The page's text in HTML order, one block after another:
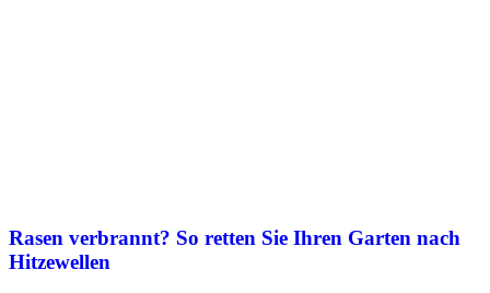
Rasen verbrannt? So retten Sie Ihren Garten nach
Hitzewellen